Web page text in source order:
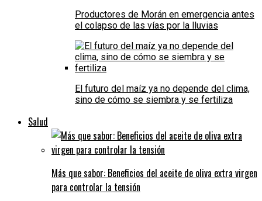
Productores de Morán en emergencia antes
el colapso de las vías por la lluvias
El futuro del maíz ya no depende del clima,
sino de cómo se siembra y se fertiliza
Salud
Más que sabor: Beneficios del aceite de oliva extra virgen
para controlar la tensión